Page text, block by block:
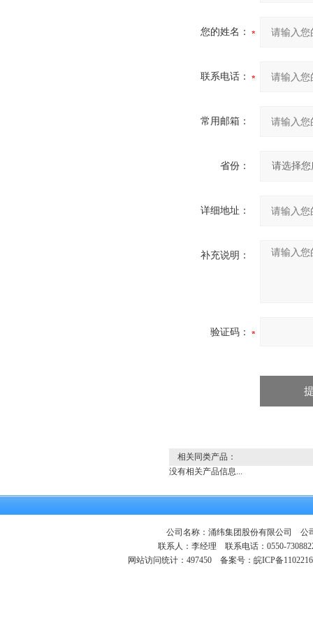
您的姓名：
联系电话：
常用邮箱：
省份：
详细地址：
补充说明：
验证码：
相关同类产品：
没有相关产品信息...
公司名称：涌纬集团股份有限公司 公
联系人：李经理 联系电话：0550-
网站访问统计：497450 备案号：皖ICP备